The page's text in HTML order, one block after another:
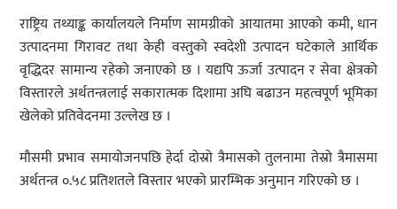
राष्ट्रिय तथ्याङ्क कार्यालयले निर्माण सामग्रीको आयातमा आएको कमी, धान
उत्पादनमा गिरावट तथा केही वस्तुको स्वदेशी उत्पादन घटेकाले आर्थिक
वृद्धिदर सामान्य रहेको जनाएको छ । यद्यपि ऊर्जा उत्पादन र सेवा क्षेत्रको
विस्तारले अर्थतन्त्रलाई सकारात्मक दिशामा अघि बढाउन महत्वपूर्ण भूमिका
खेलेको प्रतिवेदनमा उल्लेख छ ।
मौसमी प्रभाव समायोजनपछि हेर्दा दोस्रो त्रैमासको तुलनामा तेस्रो त्रैमासमा
अर्थतन्त्र ०.५८ प्रतिशतले विस्तार भएको प्रारम्भिक अनुमान गरिएको छ ।